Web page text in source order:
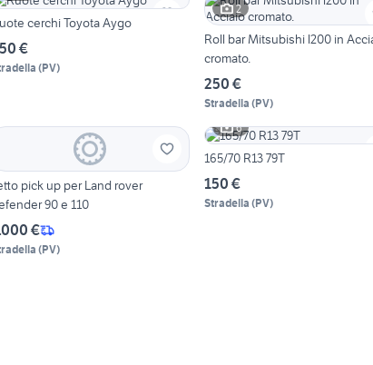
cerchi Toyota Aygo
€
(PV)
2
Roll bar Mitsubishi l200 in
cromato.
250 €
Stradella (PV)
pick up per Land rover
90 e 110
€
(PV)
6
165/70 R13 79T
150 €
Stradella (PV)